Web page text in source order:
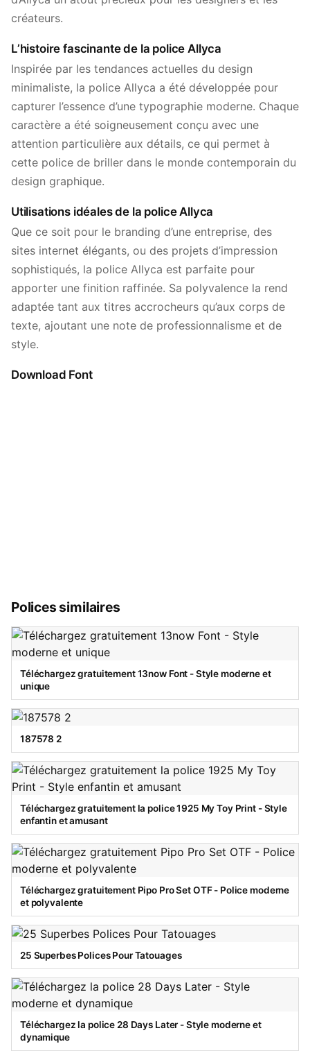
créateurs.
L’histoire fascinante de la police Allyca
Inspirée par les tendances actuelles du design
minimaliste, la police Allyca a été développée pour
capturer l’essence d’une typographie moderne. Chaque
caractère a été soigneusement conçu avec une
attention particulière aux détails, ce qui permet à
cette police de briller dans le monde contemporain du
design graphique.
Utilisations idéales de la police Allyca
Que ce soit pour le branding d’une entreprise, des
sites internet élégants, ou des projets d’impression
sophistiqués, la police Allyca est parfaite pour
apporter une finition raffinée. Sa polyvalence la rend
adaptée tant aux titres accrocheurs qu’aux corps de
texte, ajoutant une note de professionnalisme et de
style.
Download Font
Polices similaires
Téléchargez gratuitement 13now Font - Style moderne et
unique
187578 2
Téléchargez gratuitement la police 1925 My Toy Print - Style
enfantin et amusant
Téléchargez gratuitement Pipo Pro Set OTF - Police moderne
et polyvalente
25 Superbes Polices Pour Tatouages
Téléchargez la police 28 Days Later - Style moderne et
dynamique